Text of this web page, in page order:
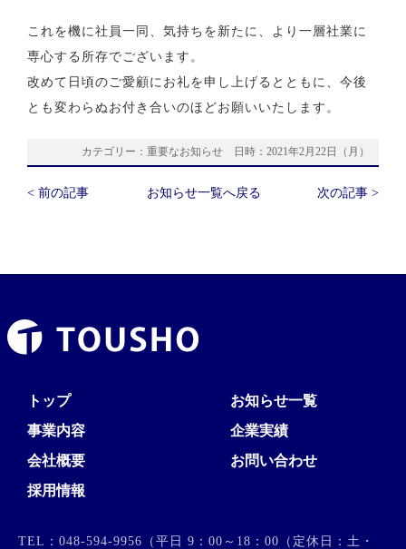
これを機に社員一同、気持ちを新たに、より一層社業に
専心する所存でございます。
改めて日頃のご愛顧にお礼を申し上げるとともに、今後
とも変わらぬお付き合いのほどお願いいたします。
カテゴリー：重要なお知らせ 日時：2021年2月22日（月）
< 前の記事 お知らせ一覧へ戻る 次の記事 >
トップ
お知らせ一覧
事業内容
企業実績
会社概要
お問い合わせ
採用情報
TEL：048-594-9956（平日 9：00～18：00（定休日：土・